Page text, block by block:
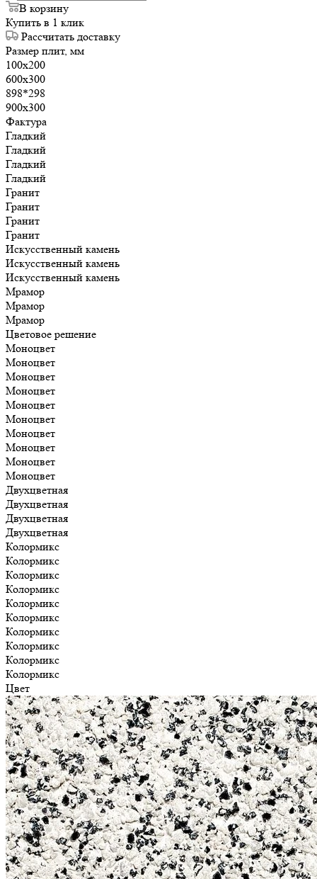
В корзину
Купить в 1 клик
Рассчитать доставку
Размер плит, мм
100х200
600х300
898*298
900х300
Фактура
Гладкий
Гладкий
Гладкий
Гладкий
Гранит
Гранит
Гранит
Гранит
Искусственный камень
Искусственный камень
Искусственный камень
Мрамор
Мрамор
Мрамор
Цветовое решение
Моноцвет
Моноцвет
Моноцвет
Моноцвет
Моноцвет
Моноцвет
Моноцвет
Моноцвет
Моноцвет
Моноцвет
Двухцветная
Двухцветная
Двухцветная
Двухцветная
Колормикс
Колормикс
Колормикс
Колормикс
Колормикс
Колормикс
Колормикс
Колормикс
Колормикс
Колормикс
Цвет